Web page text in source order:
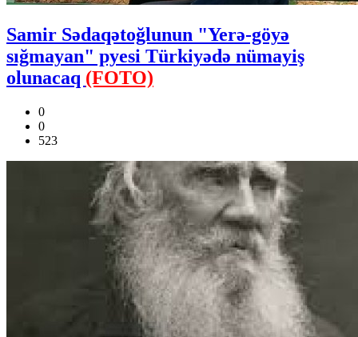
Samir Sədaqətoğlunun "Yerə-göyə
sığmayan" pyesi Türkiyədə nümayiş
olunacaq (FOTO)
0
0
523